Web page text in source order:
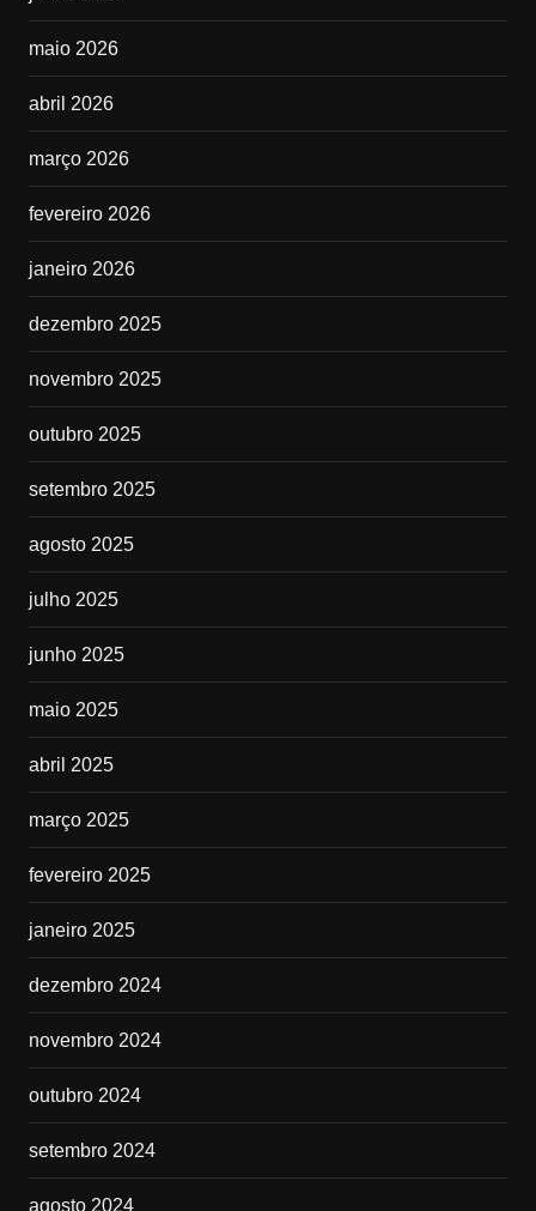
maio 2026
abril 2026
março 2026
fevereiro 2026
janeiro 2026
dezembro 2025
novembro 2025
outubro 2025
setembro 2025
agosto 2025
julho 2025
junho 2025
maio 2025
abril 2025
março 2025
fevereiro 2025
janeiro 2025
dezembro 2024
novembro 2024
outubro 2024
setembro 2024
agosto 2024